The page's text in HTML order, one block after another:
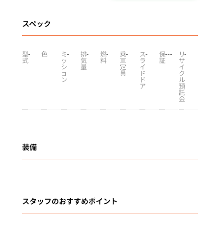
スペック
型
式
- 色 ミ
ッ
シ
ョ
ン
- 排
気
量
- 燃
料
- 乗
車
定
員
- ス
ラ
イ
ド
ド
ア
- 保
証
--- リ
サ
イ
ク
ル
預
託
金
-
装備
スタッフのおすすめポイント